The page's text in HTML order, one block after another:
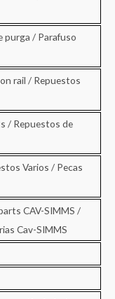
purga / Parafuso
rail / Repuestos
/ Repuestos de
Varios / Pecas
CAV-SIMMS /
Cav-SIMMS